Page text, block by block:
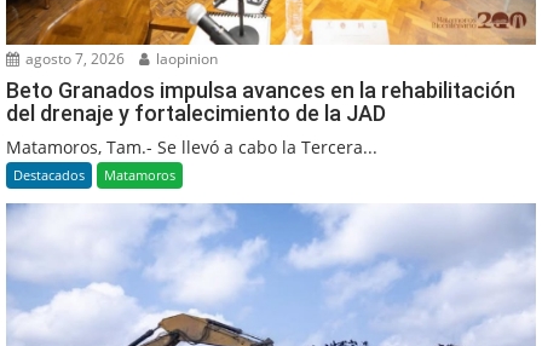
agosto 7, 2026 laopinion
Beto Granados impulsa avances en la rehabilitación
del drenaje y fortalecimiento de la JAD
Matamoros, Tam.- Se llevó a cabo la Tercera...
Destacados Matamoros